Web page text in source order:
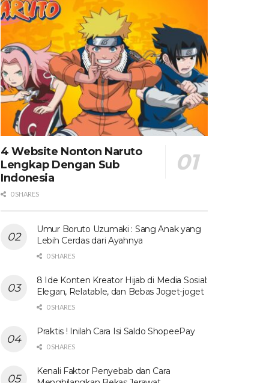
4 Website Nonton Naruto
Lengkap Dengan Sub
Indonesia
0 SHARES
Umur Boruto Uzumaki : Sang Anak yang
Lebih Cerdas dari Ayahnya
0 SHARES
8 Ide Konten Kreator Hijab di Media Sosial:
Elegan, Relatable, dan Bebas Joget-joget
0 SHARES
Praktis ! Inilah Cara Isi Saldo ShopeePay
0 SHARES
Kenali Faktor Penyebab dan Cara